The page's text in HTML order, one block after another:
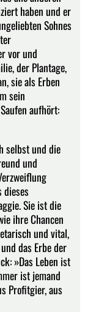
haben und er
Sohnes
vor und
der Plantage,
sie als Erben
sein
aufhört:
selbst und die
und
Sie ist die
ihre Chancen
und vital,
das Erbe der
»Das Leben ist
ist jemand
Profitgier, aus